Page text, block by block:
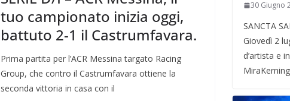
tuo campionato inizia oggi,
battuto 2-1 il Castrumfavara.
Prima partita per l’ACR Messina targato Racing
Group, che contro il Castrumfavara ottiene la
seconda vittoria in casa con il
30 Giugno
SANCTA
Giovedì 2
d’artista e
MiraKerning